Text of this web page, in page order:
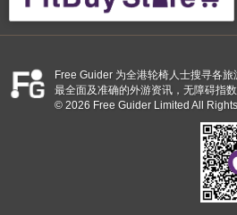
Free Guider 为全港轮椅人士搜寻各
最全面及准确的外游资讯，无障碍指数
© 2026 Free Guider Limited All